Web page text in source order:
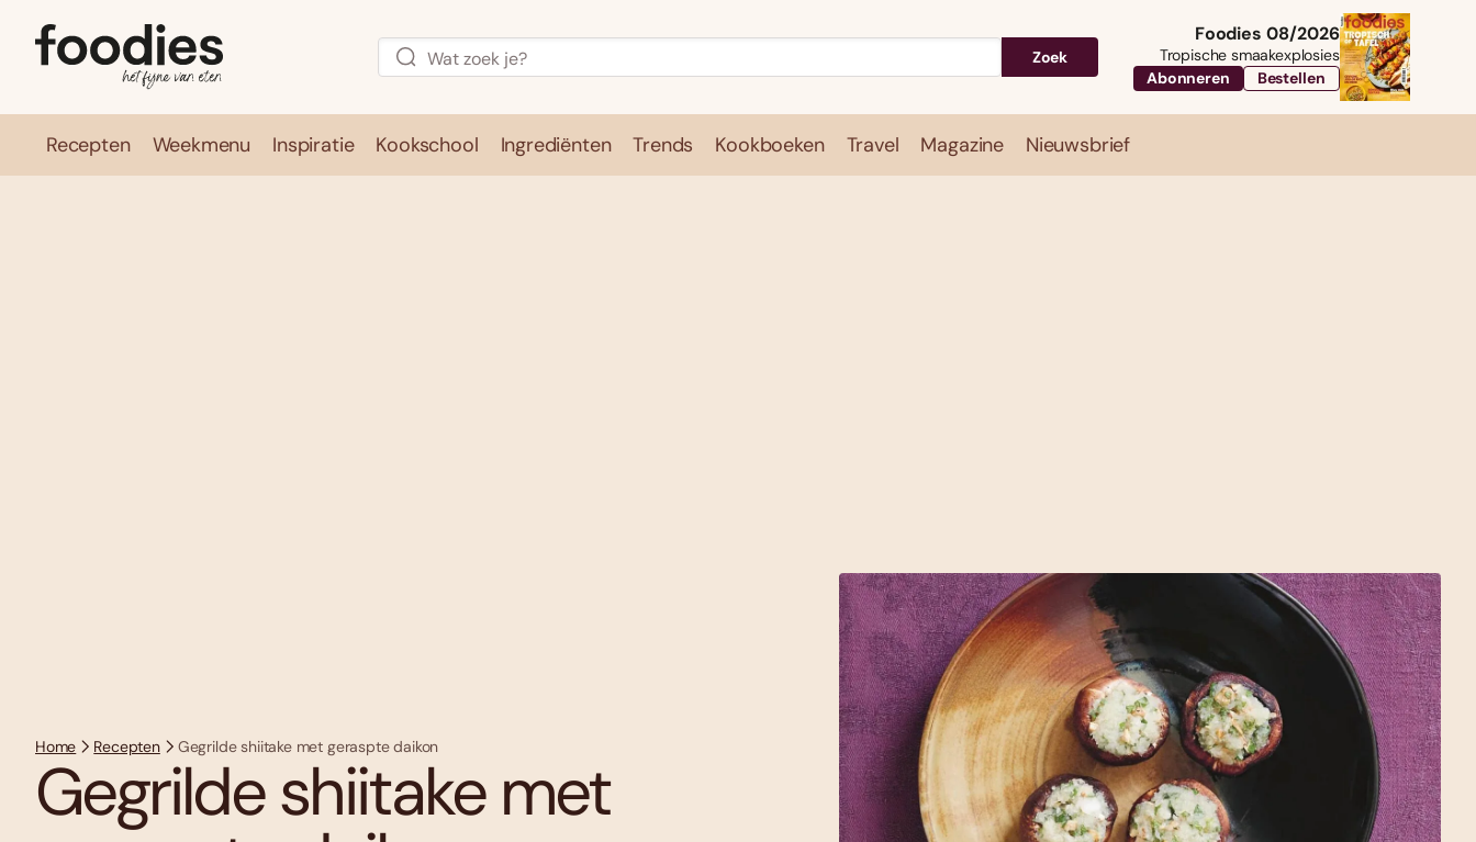
Zoek
Foodies 08/2026
Tropische smaakexplosies
Abonneren
Bestellen
Recepten Weekmenu Inspiratie Kookschool Ingrediënten Trends Kookboeken Travel Magazine Nieuwsbrief
Home Recepten Gegrilde shiitake met geraspte daikon
Gegrilde shiitake met